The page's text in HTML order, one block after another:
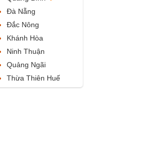
Đà Nẵng
Đắc Nông
Khánh Hòa
Ninh Thuận
Quảng Ngãi
Thừa Thiên Huế